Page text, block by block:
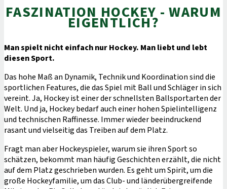
FASZINATION HOCKEY - WARUM
EIGENTLICH?
Man spielt nicht einfach nur Hockey. Man liebt und lebt
diesen Sport.
Das hohe Maß an Dynamik, Technik und Koordination sind die
sportlichen Features, die das Spiel mit Ball und Schläger in sich
vereint. Ja, Hockey ist einer der schnellsten Ballsportarten der
Welt. Und ja, Hockey bedarf auch einer hohen Spielintelligenz
und technischen Raffinesse. Immer wieder beeindruckend
rasant und vielseitig das Treiben auf dem Platz.
Fragt man aber Hockeyspieler, warum sie ihren Sport so
schätzen, bekommt man häufig Geschichten erzählt, die nicht
auf dem Platz geschrieben wurden. Es geht um Spirit, um die
große Hockeyfamilie, um das Club- und länderübergreifende